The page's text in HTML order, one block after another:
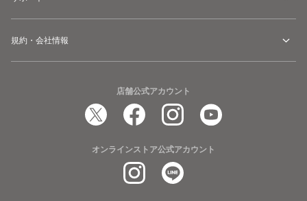
規約・会社情報
店舗公式アカウント
オンラインストア公式アカウント